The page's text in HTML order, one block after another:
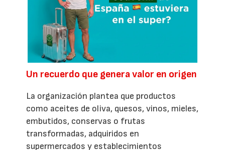
Un recuerdo que genera valor en origen
La organización plantea que productos
como aceites de oliva, quesos, vinos, mieles,
embutidos, conservas o frutas
transformadas, adquiridos en
supermercados y establecimientos